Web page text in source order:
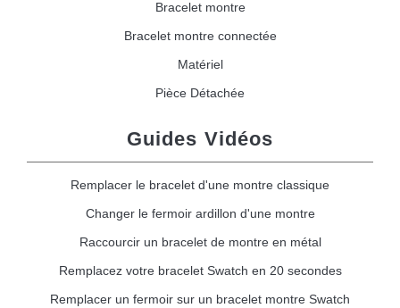
Bracelet montre
Bracelet montre connectée
Matériel
Pièce Détachée
Guides Vidéos
Remplacer le bracelet d'une montre classique
Changer le fermoir ardillon d'une montre
Raccourcir un bracelet de montre en métal
Remplacez votre bracelet Swatch en 20 secondes
Remplacer un fermoir sur un bracelet montre Swatch